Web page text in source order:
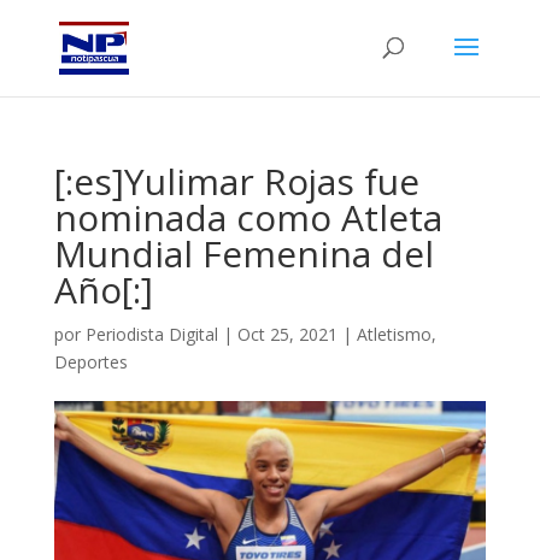
[:es]Yulimar Rojas fue
nominada como Atleta
Mundial Femenina del
Año[:]
por Periodista Digital | Oct 25, 2021 | Atletismo,
Deportes